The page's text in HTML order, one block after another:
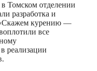
Томском отделении
разработка и
«Скажем курению —
все
реализации